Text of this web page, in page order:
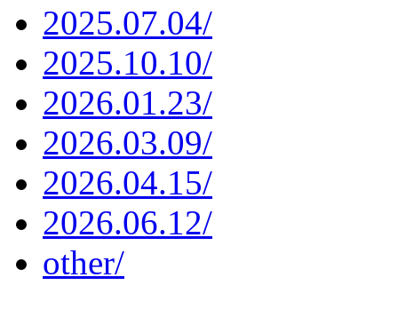
2025.07.04/
2025.10.10/
2026.01.23/
2026.03.09/
2026.04.15/
2026.06.12/
other/